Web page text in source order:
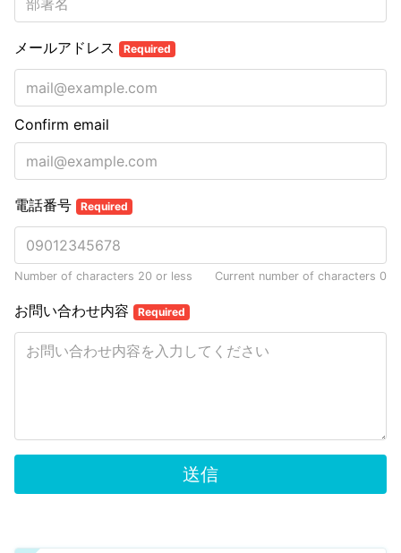
メールアドレス Required
Confirm email
電話番号 Required
Number of characters 20 or less Current number of characters 0
お問い合わせ内容 Required
送信